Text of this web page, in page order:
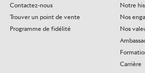
Contactez-nous
Trouver un point de vente
Programme de fidélité
Notre
Nos
Nos
Carrière